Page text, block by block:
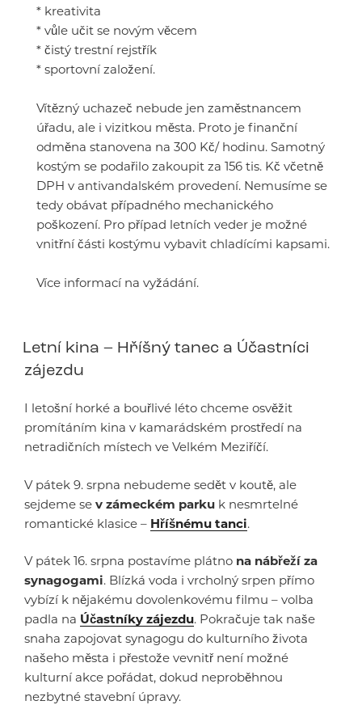
* kreativita
* vůle učit se novým věcem
* čistý trestní rejstřík
* sportovní založení.
Vítězný uchazeč nebude jen zaměstnancem
úřadu, ale i vizitkou města. Proto je finanční
odměna stanovena na 300 Kč/ hodinu. Samotný
kostým se podařilo zakoupit za 156 tis. Kč včetně
DPH v antivandalském provedení. Nemusíme se
tedy obávat případného mechanického
poškození. Pro případ letních veder je možné
vnitřní části kostýmu vybavit chladícími kapsami.
Více informací na vyžádání.
Letní kina – Hříšný tanec a Účastníci
zájezdu
I letošní horké a bouřlivé léto chceme osvěžit
promítáním kina v kamarádském prostředí na
netradičních místech ve Velkém Meziříčí.
V pátek 9. srpna nebudeme sedět v koutě, ale
sejdeme se v zámeckém parku k nesmrtelné
romantické klasice – Hříšnému tanci.
V pátek 16. srpna postavíme plátno na nábřeží za
synagogami. Blízká voda i vrcholný srpen přímo
vybízí k nějakému dovolenkovému filmu – volba
padla na Účastníky zájezdu. Pokračuje tak naše
snaha zapojovat synagogu do kulturního života
našeho města i přestože vevnitř není možné
kulturní akce pořádat, dokud neproběhnou
nezbytné stavební úpravy.